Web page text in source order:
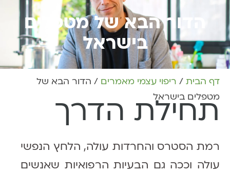
הדור הבא של מטפלים
בישראל
דף הבית / ריפוי עצמי מאמרים / הדור הבא של
מטפלים בישראל
תחילת הדרך
רמת הסטרס והחרדות עולה, הלחץ הנפשי
עולה וככה גם הבעיות הרפואיות שאנשים